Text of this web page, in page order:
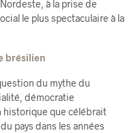
à la prise de
le plus spectaculaire à la
brésilien
du mythe du
démocratie
historique que célébrait
pays dans les années